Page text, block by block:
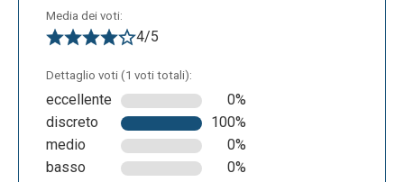
Media dei voti:
4/5
Dettaglio voti (1 voti totali):
eccellente
0%
discreto
100%
medio
0%
basso
0%